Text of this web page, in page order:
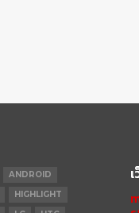
ANDROID
HIGHLIGHT